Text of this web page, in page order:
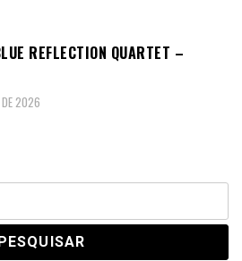
REFLECTION QUARTET –
DE 2026